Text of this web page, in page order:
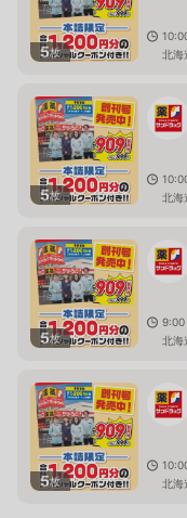
5枚
北海
5枚
北海
5枚
9:00
北海
5枚
北海